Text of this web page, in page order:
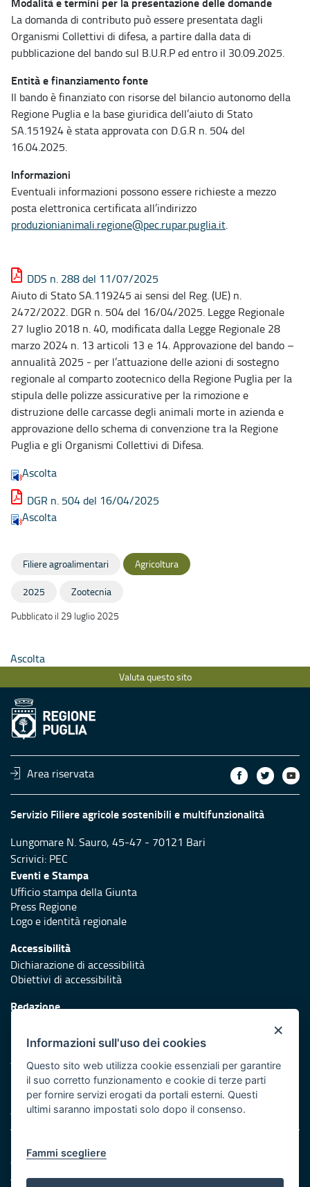
La domanda di contributo può essere presentata dagli
Organismi Collettivi di difesa, a partire dalla data di
pubblicazione del bando sul B.U.R.P ed entro il 30.09.2025.
Entità e finanziamento fonte
Il bando è finanziato con risorse del bilancio autonomo della
Regione Puglia e la base giuridica dell’aiuto di Stato
SA.151924 è stata approvata con D.G.R n. 504 del
16.04.2025.
Informazioni
Eventuali informazioni possono essere richieste a mezzo
posta elettronica certificata all’indirizzo
produzionianimali.regione@pec.rupar.puglia.it.
DDS n. 288 del 11/07/2025
Aiuto di Stato SA.119245 ai sensi del Reg. (UE) n.
2472/2022. DGR n. 504 del 16/04/2025. Legge Regionale
27 luglio 2018 n. 40, modificata dalla Legge Regionale 28
marzo 2024 n. 13 articoli 13 e 14. Approvazione del bando –
annualità 2025 - per l’attuazione delle azioni di sostegno
regionale al comparto zootecnico della Regione Puglia per la
stipula delle polizze assicurative per la rimozione e
distruzione delle carcasse degli animali morte in azienda e
approvazione dello schema di convenzione tra la Regione
Puglia e gli Organismi Collettivi di Difesa.
Ascolta
DGR n. 504 del 16/04/2025
Ascolta
Filiere agroalimentari Agricoltura
2025
Zootecnia
Pubblicato il 29 luglio 2025
Ascolta
Valuta questo sito
Area riservata
Servizio Filiere agricole sostenibili e multifunzionalità
Lungomare N. Sauro, 45-47 - 70121 Bari
Scrivici: PEC
Eventi e Stampa
Ufficio stampa della Giunta
Press Regione
Logo e identità regionale
Accessibilità
Dichiarazione di accessibilità
Obiettivi di accessibilità
Redazione
Protezione civile
Vai al sito di Protezione Civile Puglia
Iniziativa finanziata con risorse del POR Puglia 2014/2020 -
Asse XI
Note legali
Cookie e privacy
Amministrazione trasparente
×
Informazioni sull'uso dei cookies
Questo sito web utilizza cookie essenziali per garantire
il suo corretto funzionamento e cookie di terze parti
per fornire servizi erogati da portali esterni. Questi
ultimi saranno impostati solo dopo il consenso.
Fammi scegliere